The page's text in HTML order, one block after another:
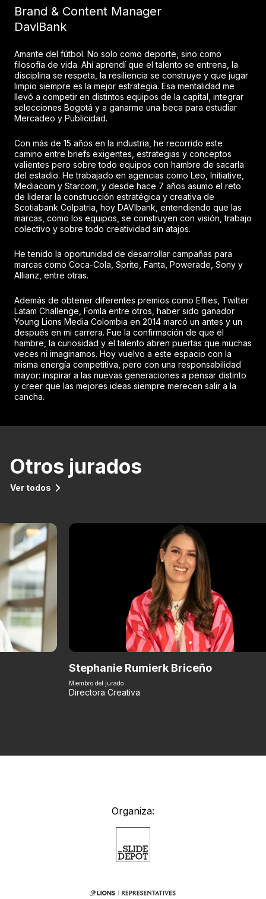
Brand & Content Manager
DaviBank
Amante del fútbol. No solo como deporte, sino como
filosofía de vida. Ahí aprendí que el talento se entrena, la
disciplina se respeta, la resiliencia se construye y que jugar
limpio siempre es la mejor estrategia. Esa mentalidad me
llevó a competir en distintos equipos de la capital, integrar
selecciones Bogotá y a ganarme una beca para estudiar
Mercadeo y Publicidad.
Con más de 15 años en la industria, he recorrido este
camino entre briefs exigentes, estrategias y conceptos
valientes pero sobre todo equipos con hambre de sacarla
del estadio. He trabajado en agencias como Leo, Initiative,
Mediacom y Starcom, y desde hace 7 años asumo el reto
de liderar la construcción estratégica y creativa de
Scotiabank Colpatria, hoy DAVIbank, entendiendo que las
marcas, como los equipos, se construyen con visión, trabajo
colectivo y sobre todo creatividad sin atajos.
He tenido la oportunidad de desarrollar campañas para
marcas como Coca-Cola, Sprite, Fanta, Powerade, Sony y
Allianz, entre otras.
Además de obtener diferentes premios como Effies, Twitter
Latam Challenge, Fomla entre otros, haber sido ganador
Young Lions Media Colombia en 2014 marcó un antes y un
después en mi carrera. Fue la confirmación de que el
hambre, la curiosidad y el talento abren puertas que muchas
veces ni imaginamos. Hoy vuelvo a este espacio con la
misma energía competitiva, pero con una responsabilidad
mayor: inspirar a las nuevas generaciones a pensar distinto
y creer que las mejores ideas siempre merecen salir a la
cancha.
Otros jurados
Ver todos
Stephanie Rumierk Briceño
Miembro del jurado
Directora Creativa
Organiza: